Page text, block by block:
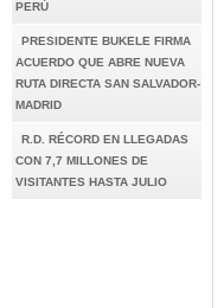
PERÚ
PRESIDENTE BUKELE FIRMA
ACUERDO QUE ABRE NUEVA
RUTA DIRECTA SAN SALVADOR-
MADRID
R.D. RÉCORD EN LLEGADAS
CON 7,7 MILLONES DE
VISITANTES HASTA JULIO